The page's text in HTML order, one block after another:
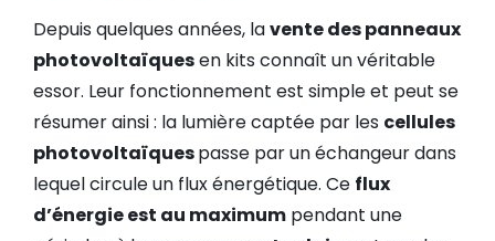
Depuis quelques années, lavente des panneaux
photovoltaïquesen kits connaît un véritable
essor. Leur fonctionnement est simple et peut se
résumer ainsi : la lumière captée par les cellules
photovoltaïquespasse par un échangeur dans
lequel circule un flux énergétique. Ce flux
d’énergie est au maximum pendant une